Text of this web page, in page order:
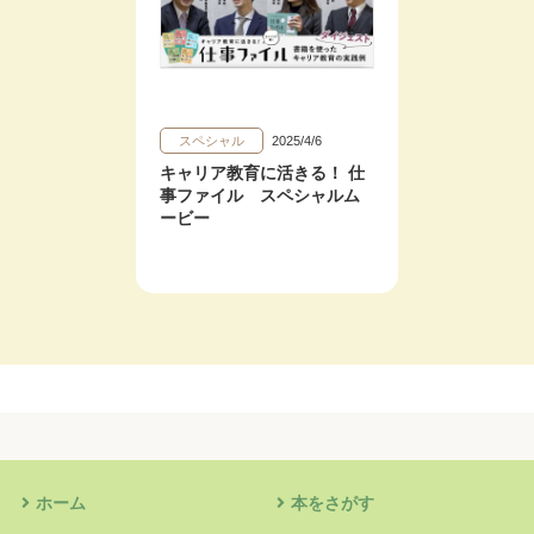
スペシャル 2025/4/6
キャリア教育に活きる！ 仕
事ファイル スペシャルム
ービー
ホーム 本をさがす